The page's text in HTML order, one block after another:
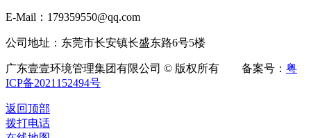
E-Mail：179359550@qq.com
公司地址：东莞市长安镇长盛东路6号5楼
广东壹壹环境管理集团有限公司 © 版权所有 备案号： 粤
ICP备2021152494号
返回顶部
拨打电话